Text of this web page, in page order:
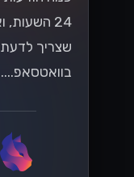
24
שצריך
בוואטסאפ....